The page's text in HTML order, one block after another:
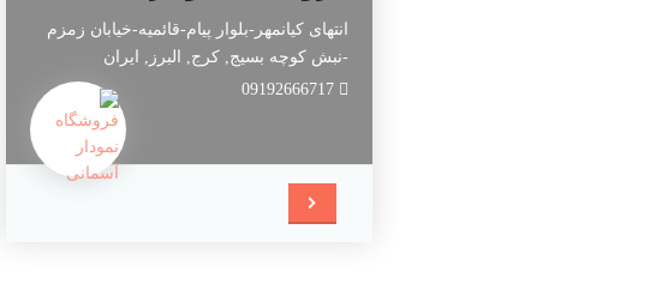
انتهای کیانمهر-بلوار پیام-قائمیه-خیابان زمزم
-نبش کوچه بسیج, کرج, البرز, ایران
09192666717